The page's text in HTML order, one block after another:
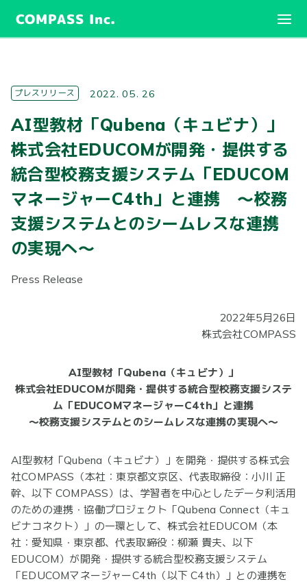
COMPASS Inc.
プレスリリース 2022. 05. 26
AI型教材「Qubena（キュビナ）」
株式会社EDUCOMが開発・提供する
統合型校務支援システム「EDUCOM
マネージャーC4th」と連携 〜校務
支援システムとのシームレスな連携
の実現へ〜
Press Release
2022年5月26日
株式会社COMPASS
AI型教材「Qubena（キュビナ）」
株式会社EDUCOMが開発・提供する統合型校務支援システ
ム「EDUCOMマネージャーC4th」と連携
〜校務支援システムとのシームレスな連携の実現へ～
AI型教材「Qubena（キュビナ）」を開発・提供する株式会
社COMPASS（本社：東京都文京区、代表取締役：小川 正
幹、以下 COMPASS）は、学習者を中心としたデータ利活用
のための連携・協働プロジェクト「Qubena Connect（キュ
ビナコネクト）」の一環として、株式会社EDUCOM（本
社：愛知県・東京都、代表取締役：柳瀬 貴夫、以下
EDUCOM）が開発・提供する統合型校務支援システム
「EDUCOMマネージャーC4th（以下 C4th）」との連携を